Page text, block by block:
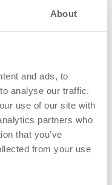
About
and ads, to
analyse our traffic.
use of our site with
partners who
that you’ve
from your use
mit einer
mit einer guten
und
und sauber
Industrie- und
Die
und hat eine
Kunststoff.